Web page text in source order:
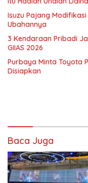
Isuzu Pajang Modifikasi
Ubahannya
3 Kendaraan Pribadi
GIIAS 2026
Purbaya Minta Toyota
Disiapkan
Baca Juga